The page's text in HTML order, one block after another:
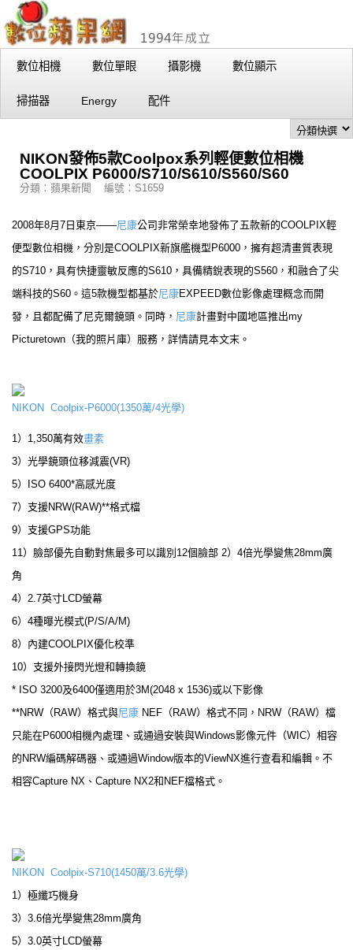
數位相機 數位單眼 攝影機 數位顯示
掃描器 Energy 配件
NIKON發佈5款Coolpox系列輕便數位相機
COOLPIX P6000/S710/S610/S560/S60
分類：蘋果新聞 編號：S1659
2008年8月7日東京――尼康公司非常榮幸地發佈了五款新的COOLPIX輕
便型數位相機，分別是COOLPIX新旗艦機型P6000，擁有超清畫質表現
的S710，具有快捷靈敏反應的S610，具備精銳表現的S560，和融合了尖
端科技的S60。這5款機型都基於尼康EXPEED數位影像處理概念而開
發，且都配備了尼克爾鏡頭。同時， 尼康計畫對中國地區推出my
Picturetown（我的照片庫）服務，詳情請見本文末。
NIKON Coolpix-P6000(1350萬/4光學)
1）1,350萬有效畫素
3）光學鏡頭位移減震(VR)
5）ISO 6400*高感光度
7）支援NRW(RAW)**格式檔
9）支援GPS功能
11）臉部優先自動對焦最多可以識別12個臉部 2）4倍光學變焦28mm廣
角
4）2.7英寸LCD螢幕
6）4種曝光模式(P/S/A/M)
8）內建COOLPIX優化校準
10）支援外接閃光燈和轉換鏡
* ISO 3200及6400僅適用於3M(2048 x 1536)或以下影像
**NRW（RAW）格式與尼康 NEF（RAW）格式不同，NRW（RAW）檔
只能在P6000相機內處理、或通過安裝與Windows影像元件（WIC）相容
的NRW編碼解碼器、或通過Window版本的ViewNX進行查看和編輯。不
相容Capture NX、Capture NX2和NEF檔格式。
NIKON Coolpix-S710(1450萬/3.6光學)
1）極纖巧機身
3）3.6倍光學變焦28mm廣角
5）3.0英寸LCD螢幕